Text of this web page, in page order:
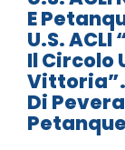
E
U.S.
Il Circolo
Vittoria”.
Di